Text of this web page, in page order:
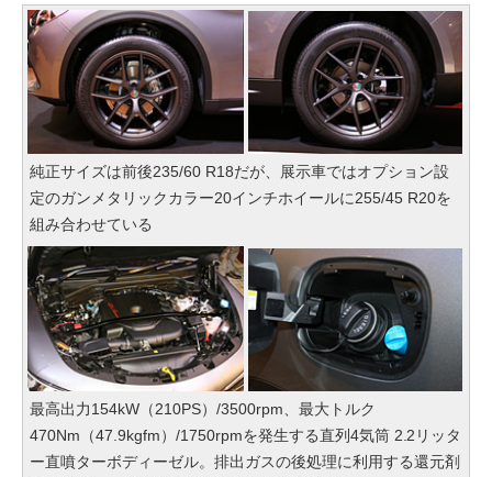
純正サイズは前後235/60 R18だが、展示車ではオプション設
定のガンメタリックカラー20インチホイールに255/45 R20を
組み合わせている
最高出力154kW（210PS）/3500rpm、最大トルク
470Nm（47.9kgfm）/1750rpmを発生する直列4気筒 2.2リッタ
ー直噴ターボディーゼル。排出ガスの後処理に利用する還元剤